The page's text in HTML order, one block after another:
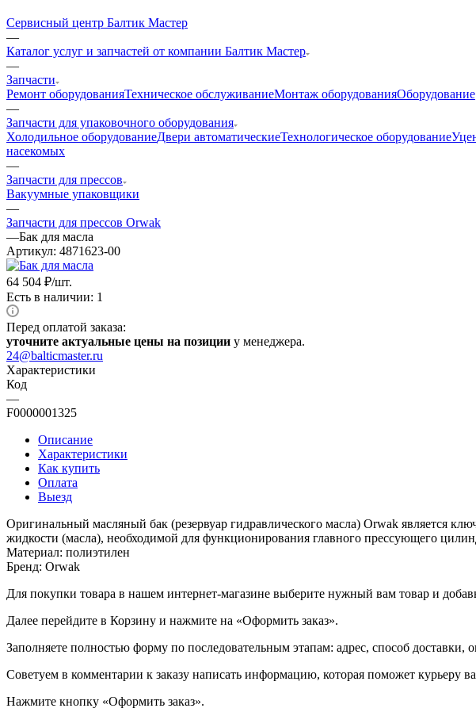
Сервисный центр Балтик Мастер
—
Каталог услуг и запчастей от компании Балтик Мастер
—
Запчасти
Ремонт оборудованияТехническое обслуживаниеМонтаж оборудованияОборудование
—
Запчасти для упаковочного оборудования
Холодильное оборудованиеДвери автоматическиеТехнологическое оборудование
насекомых
—
Запчасти для прессов
Вакуумные упаковщики
—
Запчасти для прессов Orwak
—Бак для масла
Артикул: 4871623-00
64 504 ₽/шт.
Есть в наличии: 1
Перед оплатой заказа:
уточните актуальные цены на позиции у менеджера.
24@balticmaster.ru
Характеристики
Код
—
F0000001325
Описание
Характеристики
Как купить
Оплата
Выезд
Оригинальный масляный бак (резервуар гидравлического масла) Orwak является
жидкости (масла), необходимой для функционирования главного прессующего
Материал: полиэтилен
Бренд: Orwak
Для покупки товара в нашем интернет-магазине выберите нужный вам товар и
Далее перейдите в Корзину и нажмите на «Оформить заказ».
​​​​​​​Заполняете полностью форму по последовательным этапам: адрес, способ доставки,
​​​​​​​Советуем в комментарии к заказу написать информацию, которая поможет курьеру
​​​​​​​Нажмите кнопку «Оформить заказ».